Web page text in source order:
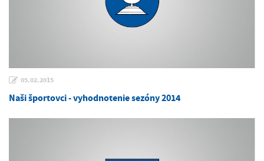
05.02.2015
Naši športovci - vyhodnotenie sezóny 2014